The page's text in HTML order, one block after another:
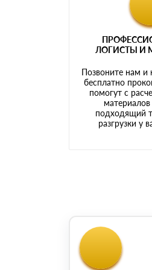
ЛОГИСТЫ И
Позвоните нам и
бесплатно
помогут с
подходящий
разгрузки у